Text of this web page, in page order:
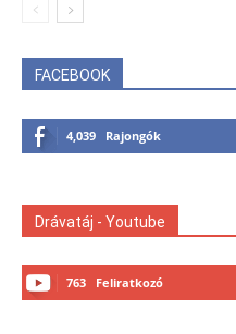
FACEBOOK
4,039 Rajongók
Drávatáj - Youtube
763 Feliratkozó